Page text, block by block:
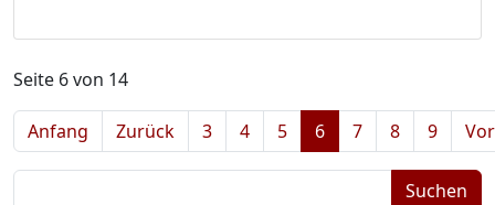
Seite 6 von 14
Anfang Zurück 3 4 5 6 7 8 9
Suchen